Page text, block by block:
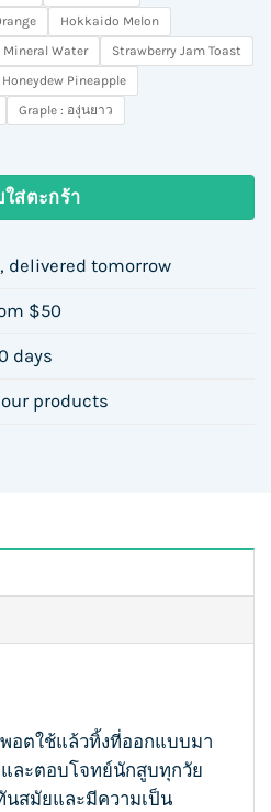
Hokkaido Melon
Mineral Water
Strawberry Jam Toast
Honeydew Pineapple
Graple : องุ่นยาว
ส่ตะกร้า
delivered tomorrow
$50
days
products
อตใช้แล้วทิ้งที่ออกแบบมา
ละตอบโจทย์นักสูบทุกวัย
สมัยและมีความเป็น